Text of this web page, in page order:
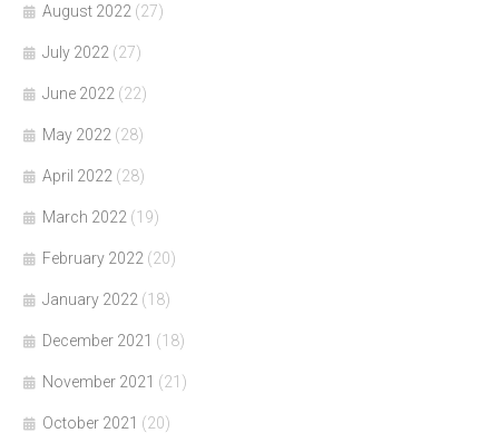
August 2022 (27)
July 2022 (27)
June 2022 (22)
May 2022 (28)
April 2022 (28)
March 2022 (19)
February 2022 (20)
January 2022 (18)
December 2021 (18)
November 2021 (21)
October 2021 (20)